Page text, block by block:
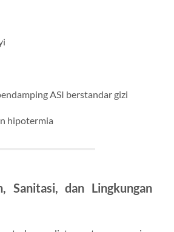
ASI berstandar gizi
hipotermia
Sanitasi, dan Lingkungan